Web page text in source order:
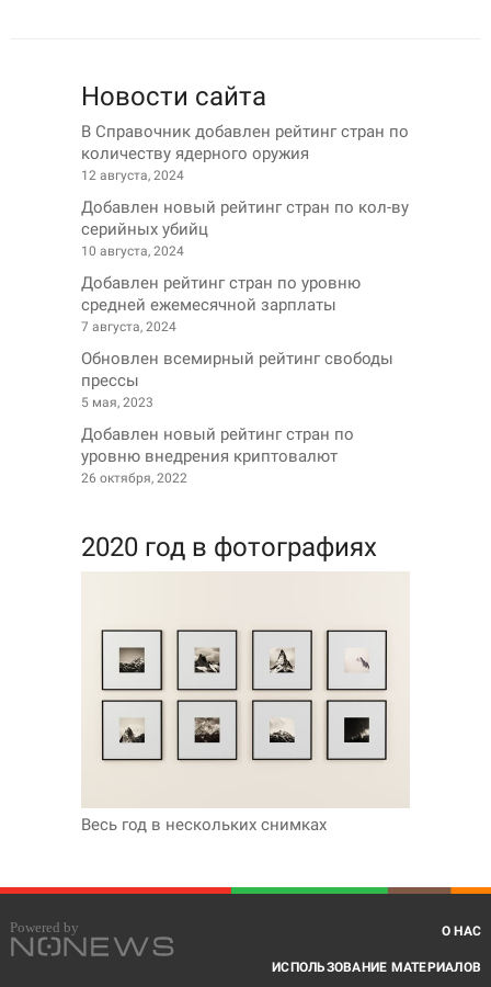
Новости сайта
В Справочник добавлен рейтинг стран по
количеству ядерного оружия
12 августа, 2024
Добавлен новый рейтинг стран по кол-ву
серийных убийц
10 августа, 2024
Добавлен рейтинг стран по уровню
средней ежемесячной зарплаты
7 августа, 2024
Обновлен всемирный рейтинг свободы
прессы
5 мая, 2023
Добавлен новый рейтинг стран по
уровню внедрения криптовалют
26 октября, 2022
2020 год в фотографиях
Весь год в нескольких снимках
О НАС
ИСПОЛЬЗОВАНИЕ МАТЕРИАЛОВ